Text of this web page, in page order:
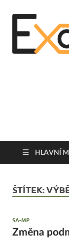
HLAVNÍ
ŠTÍTEK:
SA-MP
Změna